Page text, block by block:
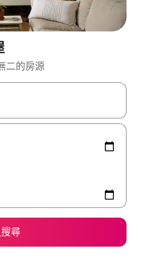
二的房源
用上下箭頭，或輕點、滑動裝置。
搜尋